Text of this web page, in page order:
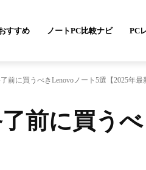
すすめ ノートPC比較ナビ PC
前に買うべきLenovoノート5選【2025年最
前に買う